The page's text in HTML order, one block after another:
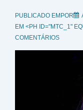
PUBLICADO EMPOR
EM <PH ID="MTC_1"
COMENTÁRIOS